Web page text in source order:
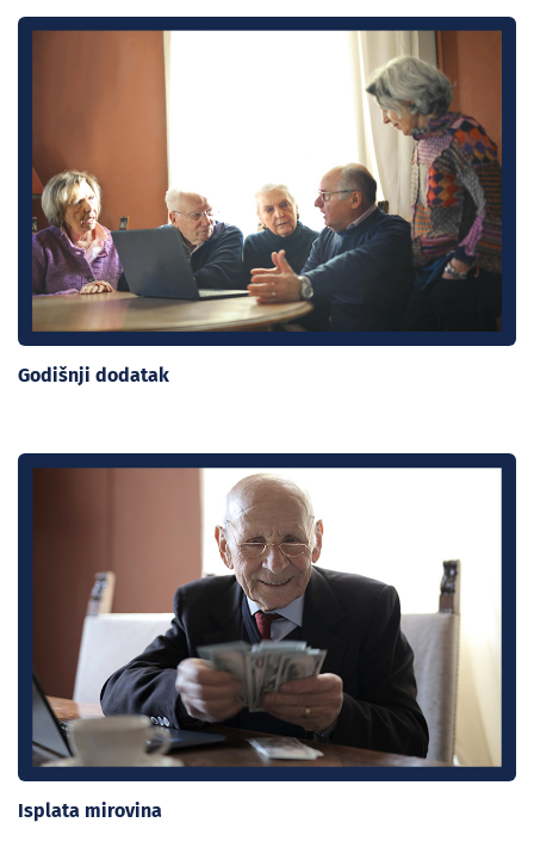
Godišnji dodatak
Isplata mirovina